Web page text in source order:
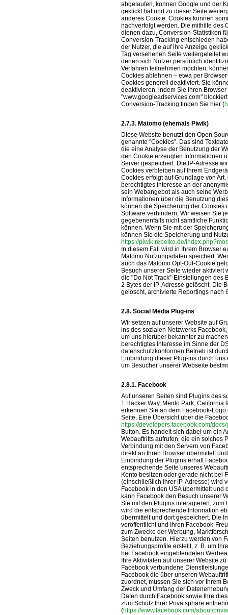
abgelaufen, können Google und der
geklickt hat und zu dieser Seite
anderes Cookie. Cookies können
nachverfolgt werden. Die mithilfe des
dienen dazu, Conversion-Statistiken
Conversion-Tracking entschieden
der Nutzer, die auf ihre Anzeige
Tag versehenen Seite weitergeleitet
denen sich Nutzer persönlich
Verfahren teilnehmen möchten,
Cookies ablehnen – etwa per
Cookies generell deaktiviert. Sie
deaktivieren, indem Sie Ihren
"www.googleadservices.com"
Conversion-Tracking finden Sie hier (
Matomo (ehemals Piwik)
Diese Website benutzt den Open
genannte "Cookies”. Das sind
die eine Analyse der Benutzung der
den Cookie erzeugten Informationen
Server gespeichert. Die IP-Adresse
Cookies verbleiben auf Ihrem
Cookies erfolgt auf Grundlage von
berechtigtes Interesse an der
sein Webangebot als auch seine
Informationen über die Benutzung
können die Speicherung der Cookies
Software verhindern; Wir weisen Sie
gegebenenfalls nicht sämtliche
können. Wenn Sie mit der
können Sie die Speicherung und
https://piwik.rebelko.de/
In diesem Fall wird in Ihrem Browser
Matomo Nutzungsdaten speichert.
auch das Matomo Opt-Out-Cookie
Besuch unserer Seite wieder aktiviert
die "Do Not Track”-Einstellungen des
2 Bytes der IP-Adresse gelöscht. Die
gelöscht, archivierte Reportings nach
Social Media Plug-ins
Wir setzen auf unserer Website auf
ins des sozialen Netzwerks
um uns hierüber bekannter zu
berechtigtes Interesse im Sinne der
datenschutzkonformen Betrieb ist
Einbindung dieser Plug-ins durch
um Besucher unserer Webseite
Facebook
Auf unseren Seiten sind Plugins des
1 Hacker Way, Menlo Park,
erkennen Sie an dem Facebook-
Seite. Eine Übersicht über die
https://developers.facebook.com/
Button. Es handelt sich dabei um ein
Webauftritts aufrufen, die ein solches
Verbindung mit den Servern von
direkt an Ihren Browser übermittelt
Einbindung der Plugins erhält
entsprechende Seite unseres
Konto besitzen oder gerade nicht bei
(einschließlich Ihrer IP-Adresse) wird
Facebook in den USA übermittelt
kann Facebook den Besuch unserer
Sie mit den Plugins interagieren, zum
wird die entsprechende Information
übermittelt und dort gespeichert. Die
veröffentlicht und Ihren Facebook-
zum Zwecke der Werbung,
Seiten benutzen. Hierzu werden von
Beziehungsprofile erstellt, z. B. um
bei Facebook eingeblendeten
Ihre Aktivitäten auf unserer Website
Facebook verbundene
Facebook die über unseren
zuordnet, müssen Sie sich vor Ihrem
Zweck und Umfang der
Daten durch Facebook sowie Ihre
zum Schutz Ihrer Privatsphäre
(https://www.facebook.com/about/